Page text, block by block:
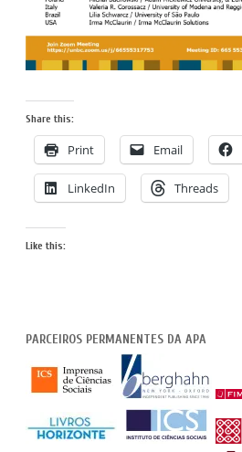
Share this:
Print Email
LinkedIn Threads
Like this:
PARCEIROS PERMANENTES DA APA